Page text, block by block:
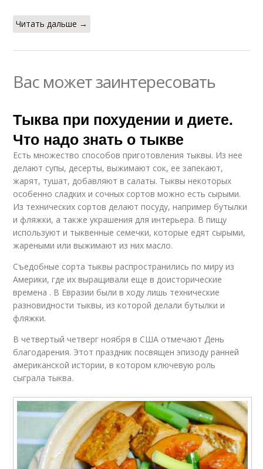
Читать дальше →
Вас может заинтересовать
Тыква при похудении и диете.
Что надо знать о тыкве
Есть множество способов приготовления тыквы. Из нее
делают супы, десерты, выжимают сок, ее запекают,
жарят, тушат, добавляют в салаты. Тыквы некоторых
особенно сладких и сочных сортов можно есть сырыми.
Из технических сортов делают посуду, например бутылки
и фляжки, а также украшения для интерьера. В пищу
используют и тыквенные семечки, которые едят сырыми,
жареными или выжимают из них масло.
Съедобные сорта тыквы распространились по миру из
Америки, где их выращивали еще в доисторические
времена . В Евразии были в ходу лишь технические
разновидности тыквы, из которой делали бутылки и
фляжки.
В четвертый четверг ноября в США отмечают День
благодарения. Этот праздник посвящен эпизоду ранней
американской истории, в котором ключевую роль
сыграла тыква.